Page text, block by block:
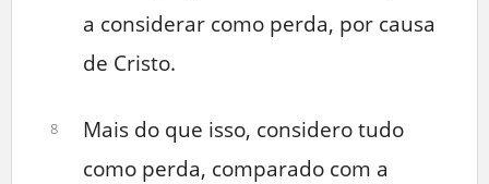
a considerar como perda, por causa
de Cristo.
8
Mais do que isso, considero tudo
como perda, comparado com a